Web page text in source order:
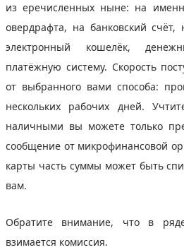
из еречисленных ныне: на
овердрафта, на банковский
электронный кошелёк,
платёжную систему. Скорость
от выбранного вами способа:
нескольких рабочих дней.
наличными вы можете только
сообщение от микрофинансовой
карты часть суммы может быть
вам.
Обратите внимание, что в
взимается комиссия.